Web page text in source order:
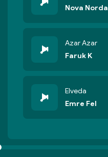
Nova Norda
Azar Azar
Faruk K
Elveda
Emre Fel